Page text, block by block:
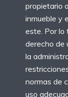
propietario
inmueble y
este. Por lo
derecho de
la
normas de
uso